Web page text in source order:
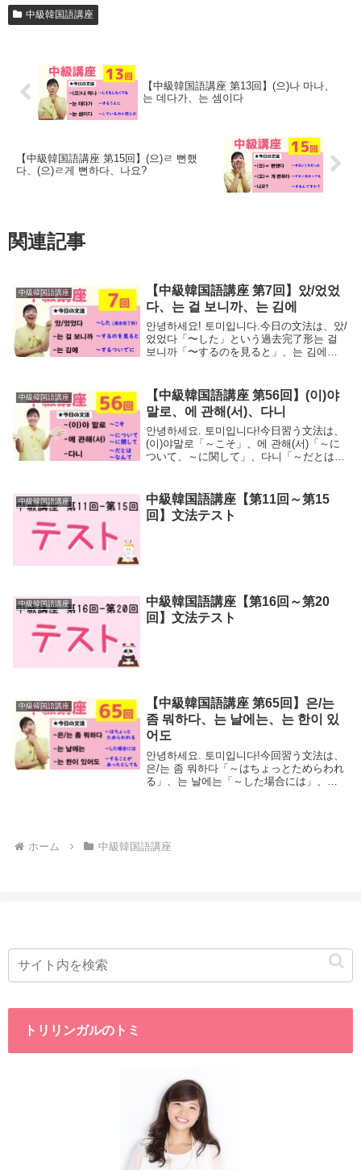
中級韓国語講座
【中級韓国語講座 第13回】(으)나 마나、
는 데다가、는 셈이다
【中級韓国語講座 第15回】(으)ㄹ 뻔했
다、(으)ㄹ게 뻔하다、나요?
関連記事
中級韓国語講座
【中級韓国語講座 第7回】았/었었
다、는 걸 보니까、는 김에
안녕하세요! 토미입니다.今日の文法は、았/
었었다「〜した」という過去完了形는 걸
보니까「〜するのを見ると」、는 김에
었었다名詞(パッチムなし) ＋ 였었...
中級韓国語講座
【中級韓国語講座 第56回】(이)야
말로、에 관해(서)、다니
안녕하세요. 토미입니다!今日習う文法は、
(이)야말로「～こそ」、에 관해(서)「～に
ついて、～に関して」、다니「～だとは、
된 일이야…あの選手が試合に負けた...
中級韓国語講座
中級韓国語講座【第11回～第15
回】文法テスト
中級韓国語講座
中級韓国語講座【第16回～第20
回】文法テスト
中級韓国語講座
【中級韓国語講座 第65回】은/는
좀 뭐하다、는 날에는、는 한이 있
어도
안녕하세요. 토미입니다!今回習う文法は、
은/는 좀 뭐하다「～はちょっとためらわれ
る」、는 날에는「～した場合には」、는
ホーム 中級韓国語講座
トリリンガルのトミ